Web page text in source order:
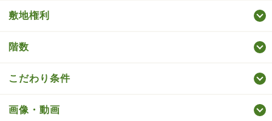
敷地権利
階数
こだわり条件
画像・動画